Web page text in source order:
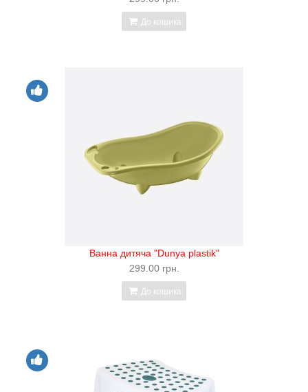
До кошика
Ванна дитяча "Dunya plastik"
299.00 грн.
До кошика